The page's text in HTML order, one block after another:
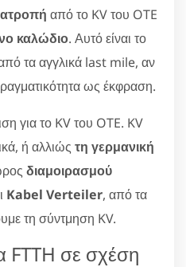
από το KV του OTE
καλώδιο. Αυτό είναι το
τα αγγλικά last mile, αν
ως έκφραση.
για το KV του OTE. KV
ή αλλιώς τη γερμανική
διαμοιρασμού
Kabel Verteiler, από τα
τη σύντμηση KV.
FTTH σε σχέση